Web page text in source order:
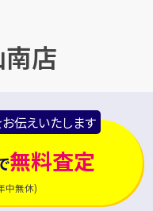
店
伝えいたします
無料査定
中無休)